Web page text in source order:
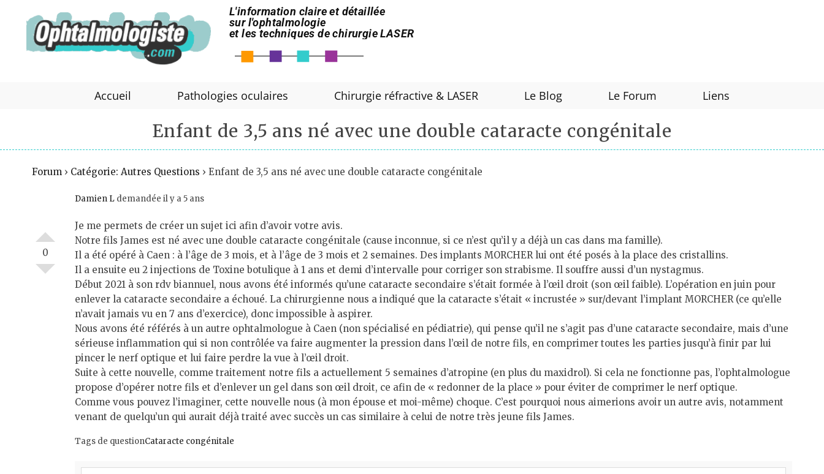
L'information claire et détaillée
sur l'ophtalmologie
et les techniques de chirurgie LASER
Accueil Pathologies oculaires Chirurgie réfractive & LASER Le Blog Le Forum Liens
Enfant de 3,5 ans né avec une double cataracte congénitale
Forum › Catégorie: Autres Questions › Enfant de 3,5 ans né avec une double cataracte congénitale
0
Damien L demandée il y a 5 ans
Je me permets de créer un sujet ici afin d’avoir votre avis.
Notre fils James est né avec une double cataracte congénitale (cause inconnue, si ce n’est qu’il y a déjà un cas dans ma famille).
Il a été opéré à Caen : à l’âge de 3 mois, et à l’âge de 3 mois et 2 semaines. Des implants MORCHER lui ont été posés à la place des cristallins.
Il a ensuite eu 2 injections de Toxine botulique à 1 ans et demi d’intervalle pour corriger son strabisme. Il souffre aussi d’un nystagmus.
Début 2021 à son rdv biannuel, nous avons été informés qu’une cataracte secondaire s’était formée à l’œil droit (son œil faible). L’opération en juin pour
enlever la cataracte secondaire a échoué. La chirurgienne nous a indiqué que la cataracte s’était « incrustée » sur/devant l’implant MORCHER (ce qu’elle
n’avait jamais vu en 7 ans d’exercice), donc impossible à aspirer.
Nous avons été référés à un autre ophtalmologue à Caen (non spécialisé en pédiatrie), qui pense qu’il ne s’agit pas d’une cataracte secondaire, mais d’une
sérieuse inflammation qui si non contrôlée va faire augmenter la pression dans l’œil de notre fils, en comprimer toutes les parties jusqu’à finir par lui
pincer le nerf optique et lui faire perdre la vue à l’œil droit.
Suite à cette nouvelle, comme traitement notre fils a actuellement 5 semaines d’atropine (en plus du maxidrol). Si cela ne fonctionne pas, l’ophtalmologue
propose d’opérer notre fils et d’enlever un gel dans son œil droit, ce afin de « redonner de la place » pour éviter de comprimer le nerf optique.
Comme vous pouvez l’imaginer, cette nouvelle nous (à mon épouse et moi-même) choque. C’est pourquoi nous aimerions avoir un autre avis, notamment
venant de quelqu’un qui aurait déjà traité avec succès un cas similaire à celui de notre très jeune fils James.
Tags de questionCataracte congénitale